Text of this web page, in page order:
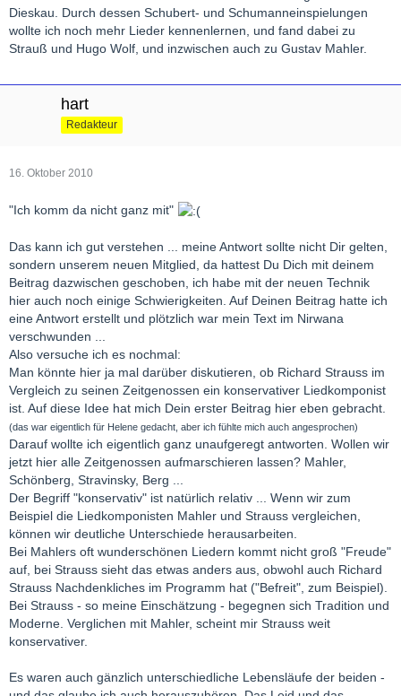
Dieskau. Durch dessen Schubert- und Schumanneinspielungen
wollte ich noch mehr Lieder kennenlernen, und fand dabei zu
Strauß und Hugo Wolf, und inzwischen auch zu Gustav Mahler.
hart
Redakteur
16. Oktober 2010
"Ich komm da nicht ganz mit"
Das kann ich gut verstehen ... meine Antwort sollte nicht Dir gelten,
sondern unserem neuen Mitglied, da hattest Du Dich mit deinem
Beitrag dazwischen geschoben, ich habe mit der neuen Technik
hier auch noch einige Schwierigkeiten. Auf Deinen Beitrag hatte ich
eine Antwort erstellt und plötzlich war mein Text im Nirwana
verschwunden ...
Also versuche ich es nochmal:
Man könnte hier ja mal darüber diskutieren, ob Richard Strauss im
Vergleich zu seinen Zeitgenossen ein konservativer Liedkomponist
ist. Auf diese Idee hat mich Dein erster Beitrag hier eben gebracht.
(das war eigentlich für Helene gedacht, aber ich fühlte mich auch angesprochen)
Darauf wollte ich eigentlich ganz unaufgeregt antworten. Wollen wir
jetzt hier alle Zeitgenossen aufmarschieren lassen? Mahler,
Schönberg, Stravinsky, Berg ...
Der Begriff "konservativ" ist natürlich relativ ... Wenn wir zum
Beispiel die Liedkomponisten Mahler und Strauss vergleichen,
können wir deutliche Unterschiede herausarbeiten.
Bei Mahlers oft wunderschönen Liedern kommt nicht groß "Freude"
auf, bei Strauss sieht das etwas anders aus, obwohl auch Richard
Strauss Nachdenkliches im Programm hat ("Befreit", zum Beispiel).
Bei Strauss - so meine Einschätzung - begegnen sich Tradition und
Moderne. Verglichen mit Mahler, scheint mir Strauss weit
konservativer.
Es waren auch gänzlich unterschiedliche Lebensläufe der beiden -